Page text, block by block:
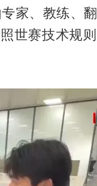
家、教练、
世赛技术规